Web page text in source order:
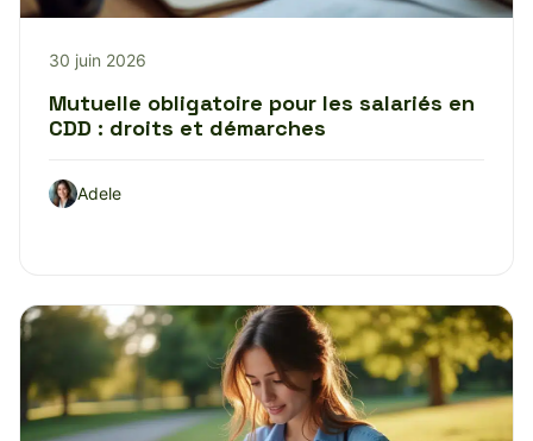
30 juin 2026
Mutuelle obligatoire pour les salariés en
CDD : droits et démarches
Adele